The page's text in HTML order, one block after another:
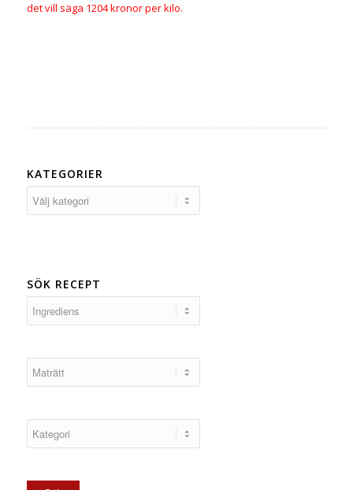
det vill säga 1204 kronor per kilo.
KATEGORIER
Kategorier
SÖK RECEPT